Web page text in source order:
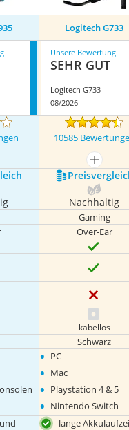
Logitech G733
Unsere Bewertung
SEHR GUT
Logitech G733
08/2026
10585
mehr
Nachhaltig
Gaming
Over-Ear
kabellos
Schwarz
• PC
• Mac
• Playstation 4 & 5
• Nintendo Switch
lange